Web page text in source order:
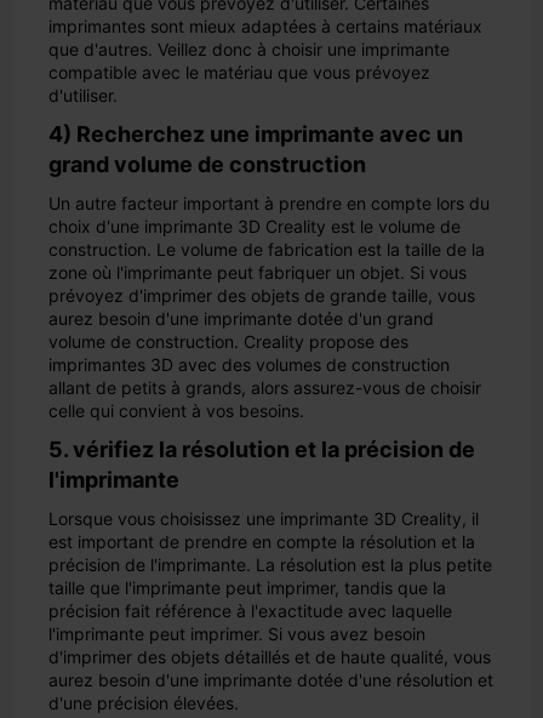
imprimantes sont mieux adaptées à certains matériaux
que d'autres. Veillez donc à choisir une imprimante
compatible avec le matériau que vous prévoyez
d'utiliser.
4) Recherchez une imprimante avec un
grand volume de construction
Un autre facteur important à prendre en compte lors du
choix d'une imprimante 3D Creality est le volume de
construction. Le volume de fabrication est la taille de la
zone où l'imprimante peut fabriquer un objet. Si vous
prévoyez d'imprimer des objets de grande taille, vous
aurez besoin d'une imprimante dotée d'un grand
volume de construction. Creality propose des
imprimantes 3D avec des volumes de construction
allant de petits à grands, alors assurez-vous de choisir
celle qui convient à vos besoins.
5. vérifiez la résolution et la précision de
l'imprimante
Lorsque vous choisissez une imprimante 3D Creality, il
est important de prendre en compte la résolution et la
précision de l'imprimante. La résolution est la plus petite
taille que l'imprimante peut imprimer, tandis que la
précision fait référence à l'exactitude avec laquelle
l'imprimante peut imprimer. Si vous avez besoin
d'imprimer des objets détaillés et de haute qualité, vous
aurez besoin d'une imprimante dotée d'une résolution et
d'une précision élevées.